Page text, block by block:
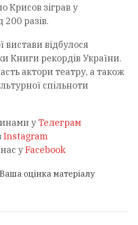
Крисов зіграв у
200 разів.
вистави відбулося
Книги рекордів України.
актори театру, а також
спільноти
у Телеграм
Instagram
уFacebook
Ваша оцінка матеріалу